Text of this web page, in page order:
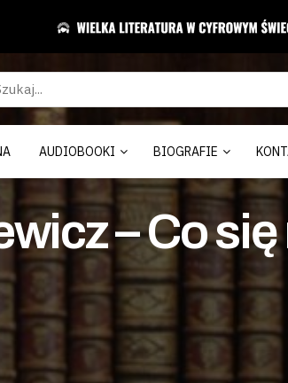
AUDIOBOOKI BIOGRAFIE
– Co się